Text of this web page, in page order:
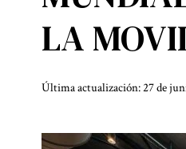
LA
Última actualización: 27 de